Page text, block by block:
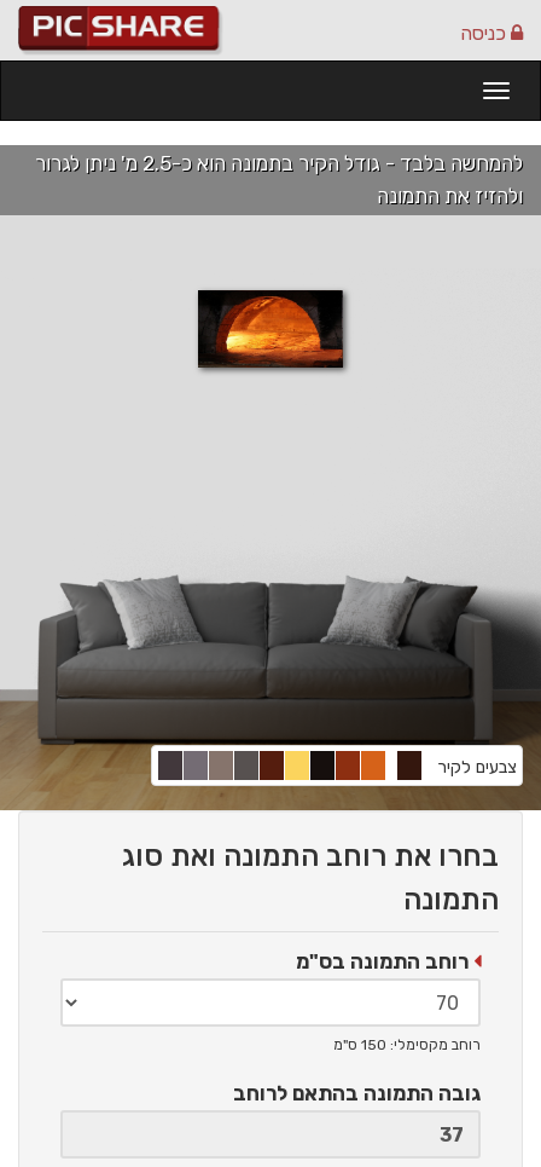
כניסה
להמחשה בלבד - גודל הקיר בתמונה הוא כ-2.5 מ' ניתן לגרור
ולהזיז את התמונה
צבעים לקיר
בחרו את רוחב התמונה ואת סוג
התמונה
רוחב התמונה בס"מ
רוחב מקסימלי: 150 ס"מ
גובה התמונה בהתאם לרוחב